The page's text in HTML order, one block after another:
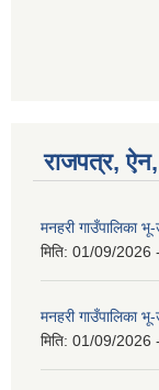
राजपत्र,
मनहरी गाउँपालिका
मिति: 01/09/2026
मनहरी गाउँपालिका
मिति: 01/09/2026